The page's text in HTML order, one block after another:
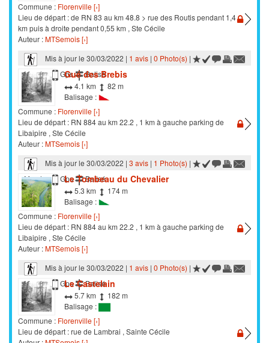
Commune : Florenville [›]
Lieu de départ : de RN 83 au km 48.8 > rue des Routis pendant 1,4
km puis à droite pendant 0,55 km , Ste Cécile
Auteur :MTSemois [›]
Mis à jour le 30/03/2022 | 1 avis| 0 Photo(s) |
Marche
Gps Balisé
Gué des Brebis
4.1 km
82 m
Balisage :
Commune : Florenville [›]
Lieu de départ : RN 884 au km 22.2 , 1 km à gauche parking de
Libaipire , Ste Cécile
Auteur :MTSemois [›]
Mis à jour le 30/03/2022 | 3 avis| 1 Photo(s) |
Marche
Gps Balisé
Le Tombeau du Chevalier
5.3 km
174 m
Balisage :
Commune : Florenville [›]
Lieu de départ : RN 884 au km 22.2 , 1 km à gauche parking de
Libaipire , Ste Cécile
Auteur :MTSemois [›]
Mis à jour le 30/03/2022 | 1 avis| 0 Photo(s) |
Marche
Gps Balisé
Le Castelain
5.7 km
182 m
Balisage :
Commune : Florenville [›]
Lieu de départ : rue de Lambrai , Sainte Cécile